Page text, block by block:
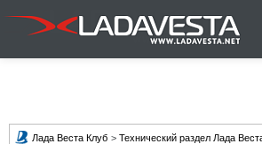
Лада Веста Клуб > Технический раздел Лада